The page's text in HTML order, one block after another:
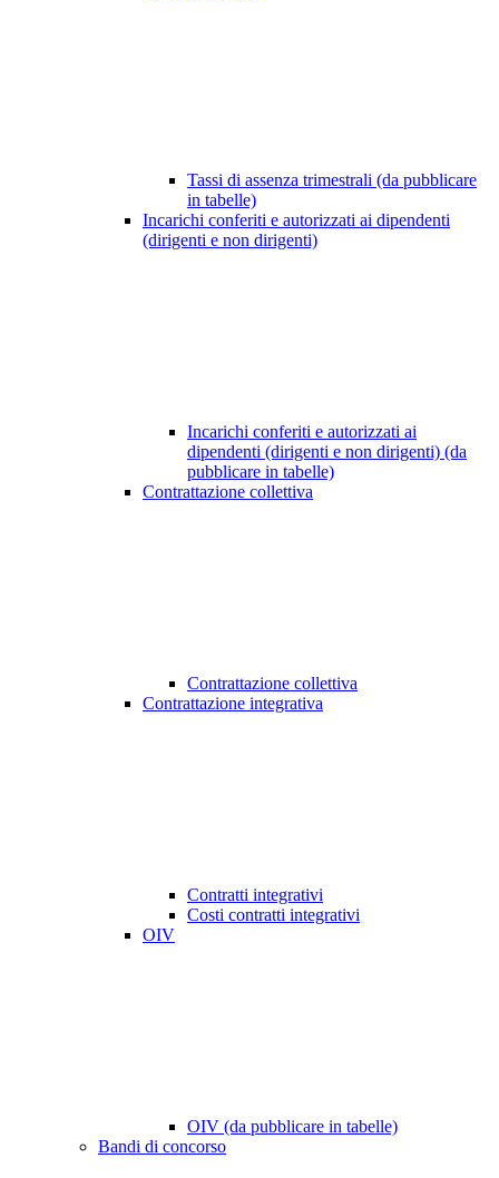
Tassi di assenza trimestrali (da pubblicare
in tabelle)
Incarichi conferiti e autorizzati ai dipendenti
(dirigenti e non dirigenti)
Incarichi conferiti e autorizzati ai
dipendenti (dirigenti e non dirigenti) (da
pubblicare in tabelle)
Contrattazione collettiva
Contrattazione collettiva
Contrattazione integrativa
Contratti integrativi
Costi contratti integrativi
OIV
OIV (da pubblicare in tabelle)
Bandi di concorso